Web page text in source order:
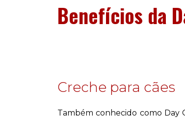
Benefícios da
Creche para cães
Também conhecido como Day